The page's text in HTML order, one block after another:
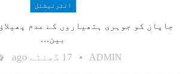
انٹرنیشنل
جاپان کو جوہری ہتھیاروں کے عدم
بین…
ADMIN 17 گھنٹے ago